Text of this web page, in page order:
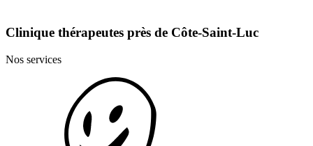
Clinique thérapeutes près de Côte-Saint-Luc
Nos services